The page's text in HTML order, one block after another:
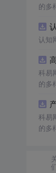
的多
认知
科易
的多
科易
的多